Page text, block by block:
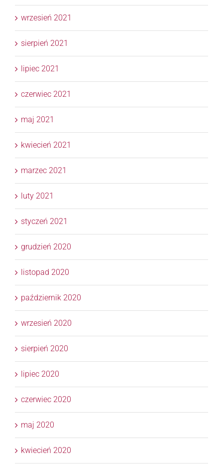
wrzesień 2021
sierpień 2021
lipiec 2021
czerwiec 2021
maj 2021
kwiecień 2021
marzec 2021
luty 2021
styczeń 2021
grudzień 2020
listopad 2020
październik 2020
wrzesień 2020
sierpień 2020
lipiec 2020
czerwiec 2020
maj 2020
kwiecień 2020